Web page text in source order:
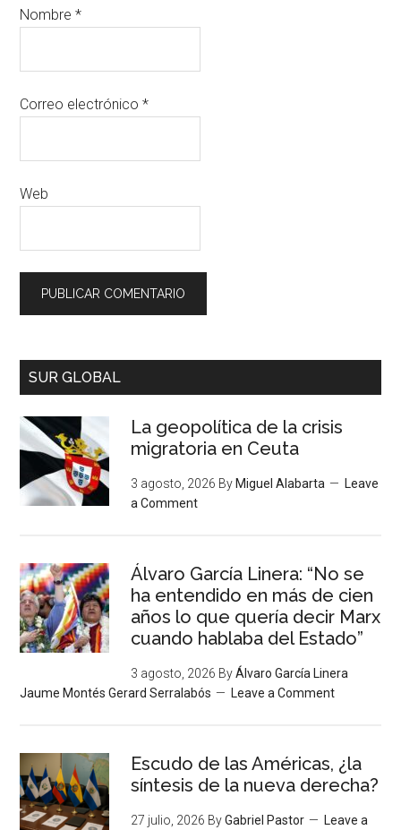
Nombre*
Correo electrónico*
Web
SUR GLOBAL
La geopolítica de la crisis
migratoria en Ceuta
3 agosto, 2026 By Miguel Alabarta
Leave
a Comment
Álvaro García Linera: “No se
ha entendido en más de cien
años lo que quería decir Marx
cuando hablaba del Estado”
3 agosto, 2026 ByÁlvaro García Linera
Jaume Montés Gerard Serralabós
Leave a Comment
Escudo de las Américas, ¿la
síntesis de la nueva derecha?
27 julio, 2026 ByGabriel Pastor
Leave a